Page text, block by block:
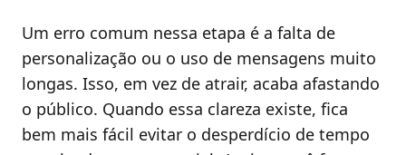
Um erro comum nessa etapa é a falta de
personalização ou o uso de mensagens muito
longas. Isso, em vez de atrair, acaba afastando
o público. Quando essa clareza existe, fica
bem mais fácil evitar o desperdício de tempo